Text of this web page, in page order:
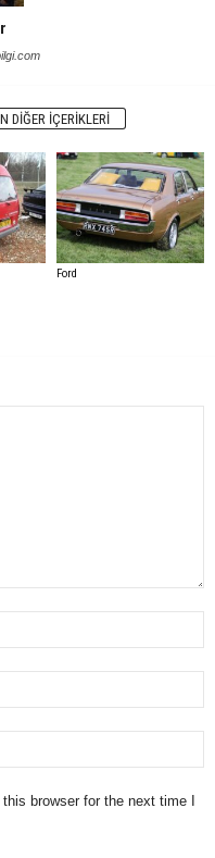
DIĞER İÇERIKLERI
Ford
browser for the next time I